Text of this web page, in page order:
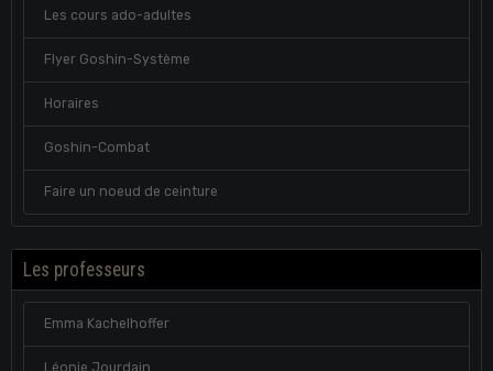
Les cours ado-adultes
Flyer Goshin-Système
Horaires
Goshin-Combat
Faire un noeud de ceinture
Les professeurs
Emma Kachelhoffer